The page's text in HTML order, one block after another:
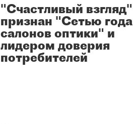
"Счастливый взгляд"
признан "Сетью года
салонов оптики" и
лидером доверия
потребителей